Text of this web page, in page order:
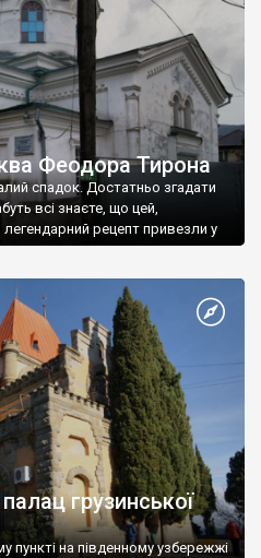
Феодора Тирона
спадок. Достатньо згадати
всі знаєте, що цей,
легендарний рецепт привезли у
грузинської
на південному узбережжі